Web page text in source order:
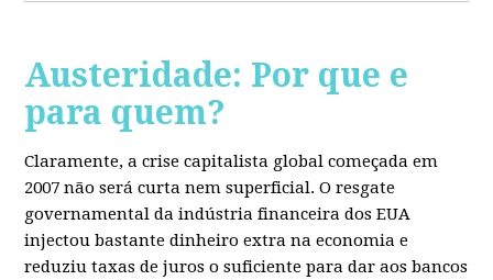
Austeridade: Por que e
para quem?
Claramente, a crise capitalista global começada em
2007 não será curta nem superficial. O resgate
governamental da indústria financeira dos EUA
injectou bastante dinheiro extra na economia e
reduziu taxas de juros o suficiente para dar aos bancos